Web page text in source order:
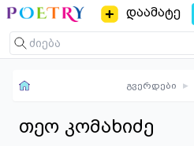
დაამატე
გვერდები ▸
თეო კომახიძე